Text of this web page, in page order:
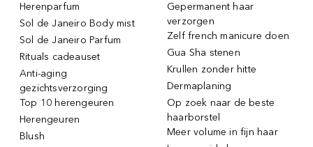
Herenparfum
Sol de Janeiro Body mist
Sol de Janeiro Parfum
Rituals cadeauset
Anti-aging
gezichtsverzorging
Top 10 herengeuren
Herengeuren
Blush
Gepermanent haar
verzorgen
Zelf french manicure doen
Gua Sha stenen
Krullen zonder hitte
Dermaplaning
Op zoek naar de beste
haarborstel
Meer volume in fijn haar